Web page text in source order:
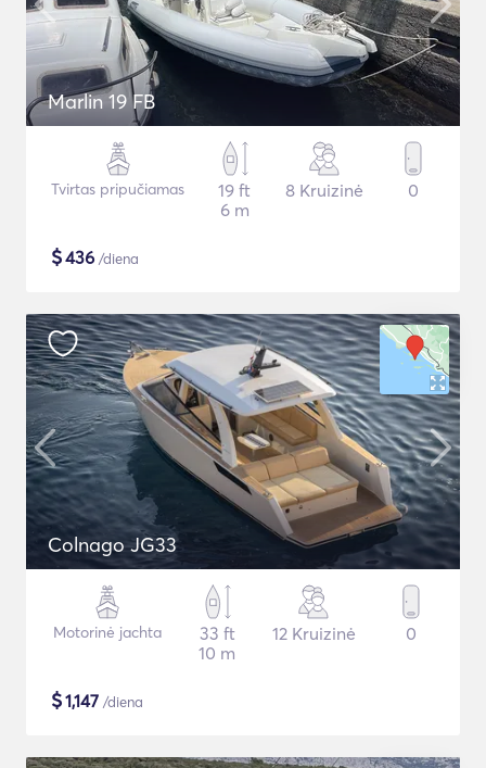
Marlin 19 FB
Tvirtas pripučiamas
19 ft
6 m
8 Kruizinė 0
$436 /diena
Colnago JG33
Motorinė jachta
33 ft
10 m
12 Kruizinė 0
$1,147 /diena